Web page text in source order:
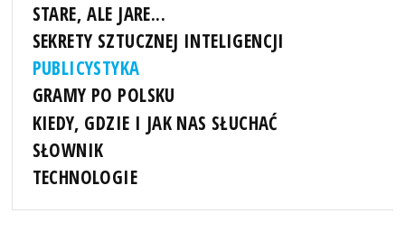
STARE, ALE JARE...
SEKRETY SZTUCZNEJ INTELIGENCJI
PUBLICYSTYKA
GRAMY PO POLSKU
KIEDY, GDZIE I JAK NAS SŁUCHAĆ
SŁOWNIK
TECHNOLOGIE